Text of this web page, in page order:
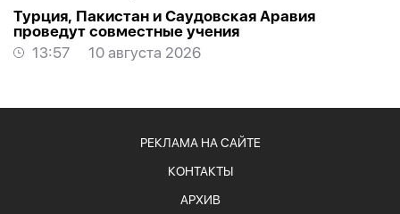
Турция, Пакистан и Саудовская Аравия
проведут совместные учения
13:57
10 августа 2026
РЕКЛАМА НА САЙТЕ
КОНТАКТЫ
АРХИВ